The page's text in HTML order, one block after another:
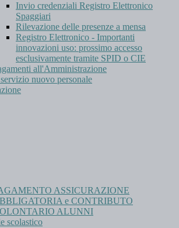
Invio credenziali Registro Elettronico
Spaggiari
Rilevazione delle presenze a mensa
Registro Elettronico - Importanti
innovazioni uso: prossimo accesso
esclusivamente tramite SPID o CIE
all'Amministrazione
nuovo personale
ASSICURAZIONE
e CONTRIBUTO
ALUNNI
scolastico